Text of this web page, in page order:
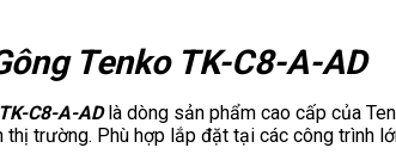
Tenko TK-C8-A-AD
C8-A-ADlà dòng sản phẩm cao cấp của
thị trường. Phù hợp lắp đặt tại các công trình